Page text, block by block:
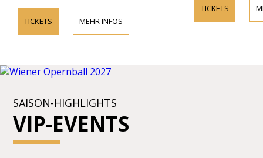
TICKETS MEHR INFOS
TICKETS
SAISON-HIGHLIGHTS
VIP-EVENTS